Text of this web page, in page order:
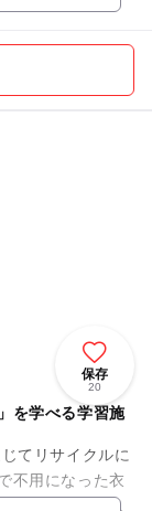
保存
20
を学べる学習施
てリサイクルに
不用になった衣
いるリユースコ